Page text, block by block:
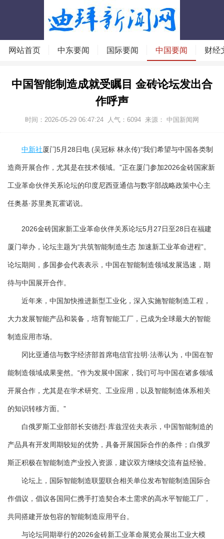
网站首页 中东要闻 国际要闻 中国要闻 财经
中国智能制造成就受瞩目 金砖论坛发出合
作呼声
时间：2026-05-29 06:47:24 人气： 6094 来源： 中国新闻网
中新社厦门5月28日电 (吴冠标 林永传)“我们希望与中国各类制
造商开展合作，尤其是在技术领域。”正在厦门参加2026金砖国家新
工业革命伙伴关系论坛的印度尼西亚通信与数字部战略政策中心主
任奥基·苏里奥瓦霍诺说。
2026金砖国家新工业革命伙伴关系论坛5月27日至28日在福建
厦门举办，论坛主题为“共筑智能制造生态 加速新工业革命进程”。
论坛期间，多国参会代表表示，中国在智能制造领域发展迅速，期
待与中国展开合作。
近年来，中国加快推进新型工业化，深入实施智能制造工程，
大力发展智能产品和装备，培育智能工厂，已成为全球最大的智能
制造应用市场。
冈比亚通信与数字经济部首席电信官拉明·法蒂认为，中国在智
能制造领域成果斐然。“作为发展中国家，我们可与中国在诸多领域
开展合作，尤其是在学术研究、工业应用，以及智能制造体系相关
的知识转移方面。”
白俄罗斯工业部部长安德烈·库兹涅佐夫表示，中国智能制造的
产品具有开发周期较短的优势，具备开展国际合作的条件；白俄罗
斯正积极在智能制造产业投入资源，建议双方继续交流有益经验。
论坛上，国际智能制造联盟联合相关单位发布智能制造国际合
作倡议，倡议各国同仁携手打造契合本土需求的高水平智能工厂，
共同搭建开放包容的智能制造应用平台。
与论坛同期举行的2026金砖新工业革命展览会展出工业大模